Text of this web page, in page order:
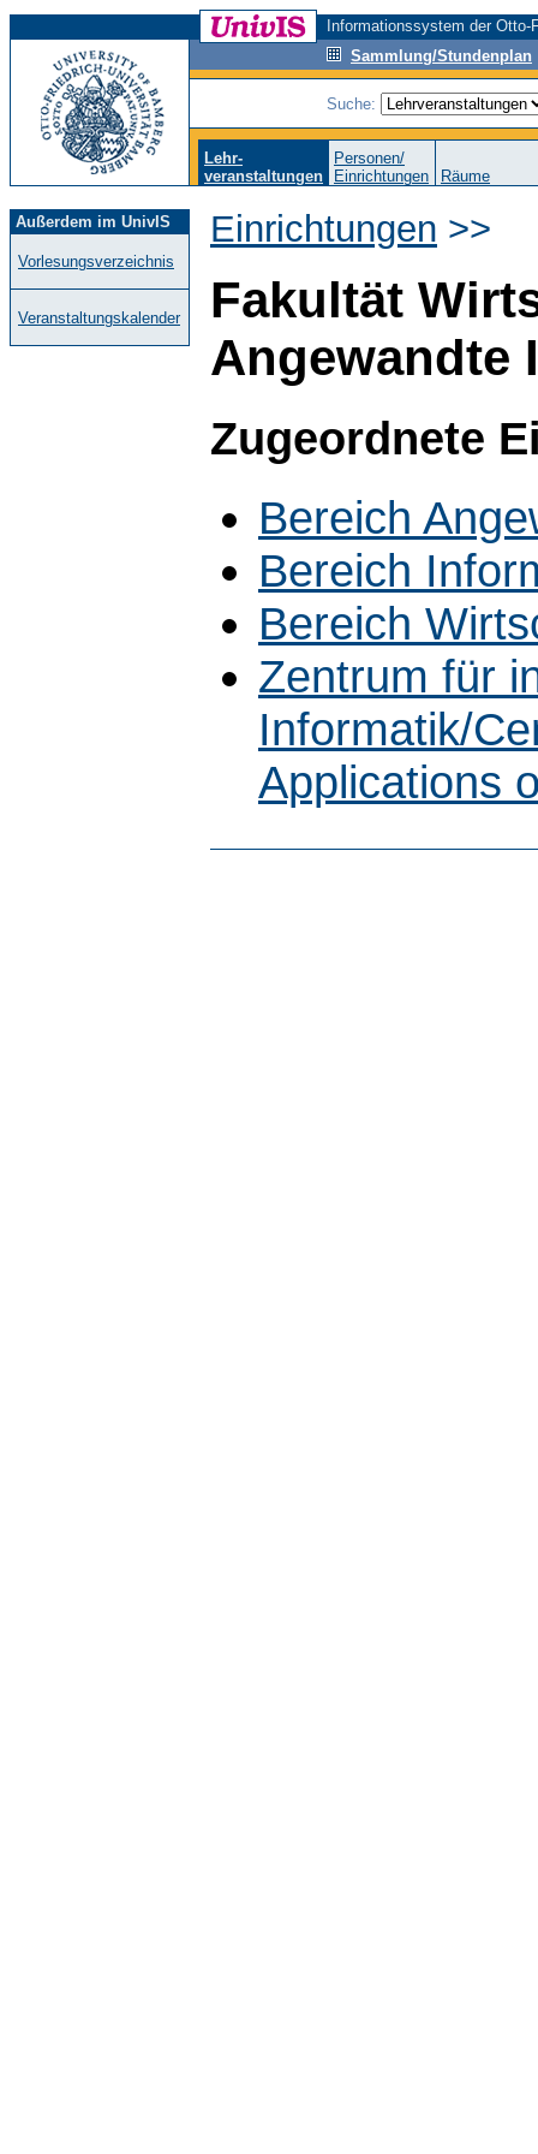
Informationssystem der
Sammlung/Stundenplan
Suche:
Lehr-
veranstaltungen
Personen/
Einrichtungen
Räume
Außerdem im UnivIS
Vorlesungsverzeichnis
Veranstaltungskalender
Einrichtungen >>
Fakultät
Angewandte
Zugeordnete
Bereich
Bereich
Bereich
Zentrum für
Informatik/
Applications